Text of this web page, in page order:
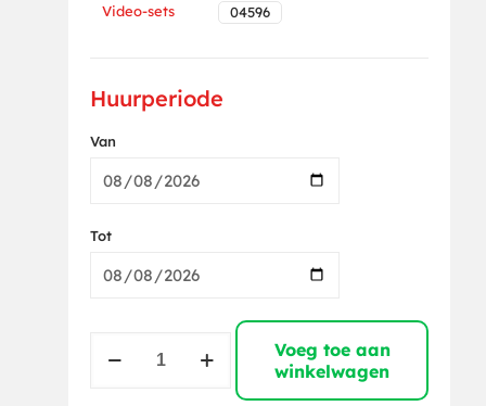
Video-sets
04596
Huurperiode
Van
Tot
65”
Voeg toe aan
winkelwagen